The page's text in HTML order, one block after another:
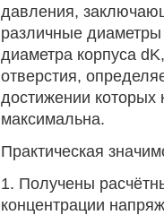
давления,
различные диаметры
диаметра корпуса
отверстия,
достижении которых
максимальна.
Практическая
1. Получены
концентрации